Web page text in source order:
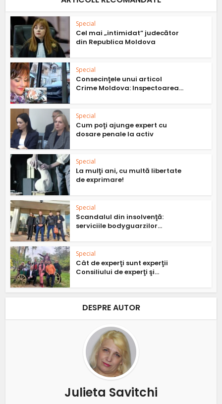
Special
Cel mai „intimidat” judecător
din Republica Moldova
Special
Consecinţele unui articol
Crime Moldova: Inspectoarea...
Special
Cum poţi ajunge expert cu
dosare penale la activ
Special
La mulţi ani, cu multă libertate
de exprimare!
Special
Scandalul din insolvenţă:
serviciile bodyguarzilor...
Special
Cât de experţi sunt experţii
Consiliului de experţi şi...
DESPRE AUTOR
Julieta Savitchi